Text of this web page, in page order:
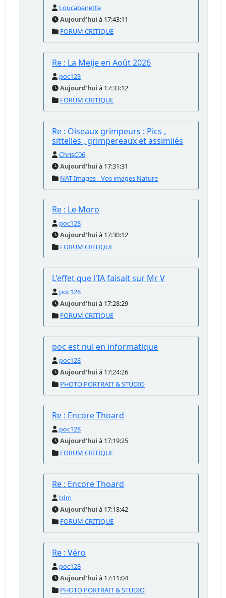
Loucabanette
Aujourd'hui à 17:43:11
FORUM CRITIQUE
Re : La Meije en Août 2026
poc128
Aujourd'hui à 17:33:12
FORUM CRITIQUE
Re : Oiseaux grimpeurs : Pics ,
sittelles , grimpereaux et assimilés
ChrisC06
Aujourd'hui à 17:31:31
NAT'Images - Vos images Nature
Re : Le Moro
poc128
Aujourd'hui à 17:30:12
FORUM CRITIQUE
L'effet que l'IA faisait sur Mr V
poc128
Aujourd'hui à 17:28:29
FORUM CRITIQUE
poc est nul en informatique
poc128
Aujourd'hui à 17:24:26
PHOTO PORTRAIT & STUDIO
Re : Encore Thoard
poc128
Aujourd'hui à 17:19:25
FORUM CRITIQUE
Re : Encore Thoard
tdm
Aujourd'hui à 17:18:42
FORUM CRITIQUE
Re : Véro
poc128
Aujourd'hui à 17:11:04
PHOTO PORTRAIT & STUDIO